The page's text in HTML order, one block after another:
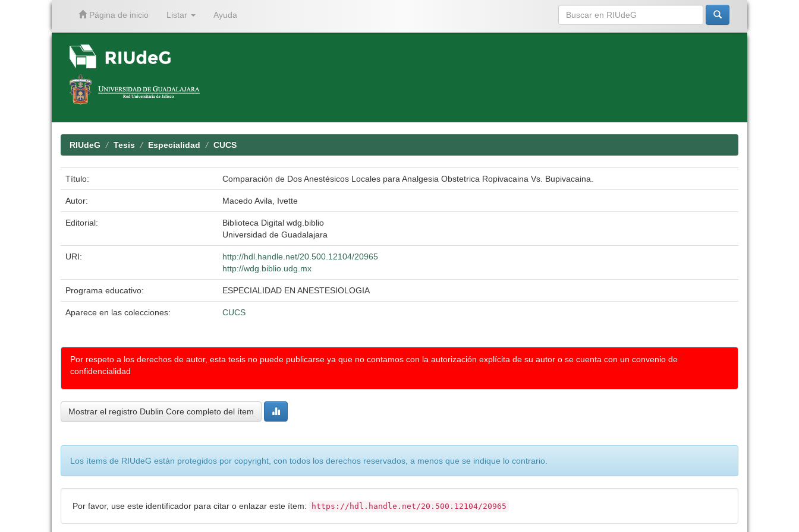
Página de inicio Listar Ayuda
RIUdeG Tesis Especialidad CUCS
Título: Comparación de Dos Anestésicos Locales para Analgesia Obstetrica Ropivacaina Vs. Bupivacaina.
Autor: Macedo Avila, Ivette
Editorial:
Biblioteca Digital wdg.biblio
Universidad de Guadalajara
URI:
http://hdl.handle.net/20.500.12104/20965
http://wdg.biblio.udg.mx
Programa educativo: ESPECIALIDAD EN ANESTESIOLOGIA
Aparece en las colecciones: CUCS
Por respeto a los derechos de autor, esta tesis no puede publicarse ya que no contamos con la autorización explícita de su autor o se cuenta con un convenio de
confidencialidad
Mostrar el registro Dublin Core completo del ítem
Los ítems de RIUdeG están protegidos por copyright, con todos los derechos reservados, a menos que se indique lo contrario.
Por favor, use este identificador para citar o enlazar este ítem: https://hdl.handle.net/20.500.12104/20965